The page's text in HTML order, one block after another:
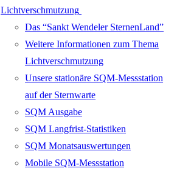
Lichtverschmutzung
Das “Sankt Wendeler SternenLand”
Weitere Informationen zum Thema
Lichtverschmutzung
Unsere stationäre SQM-Messstation
auf der Sternwarte
SQM Ausgabe
SQM Langfrist-Statistiken
SQM Monatsauswertungen
Mobile SQM-Messstation